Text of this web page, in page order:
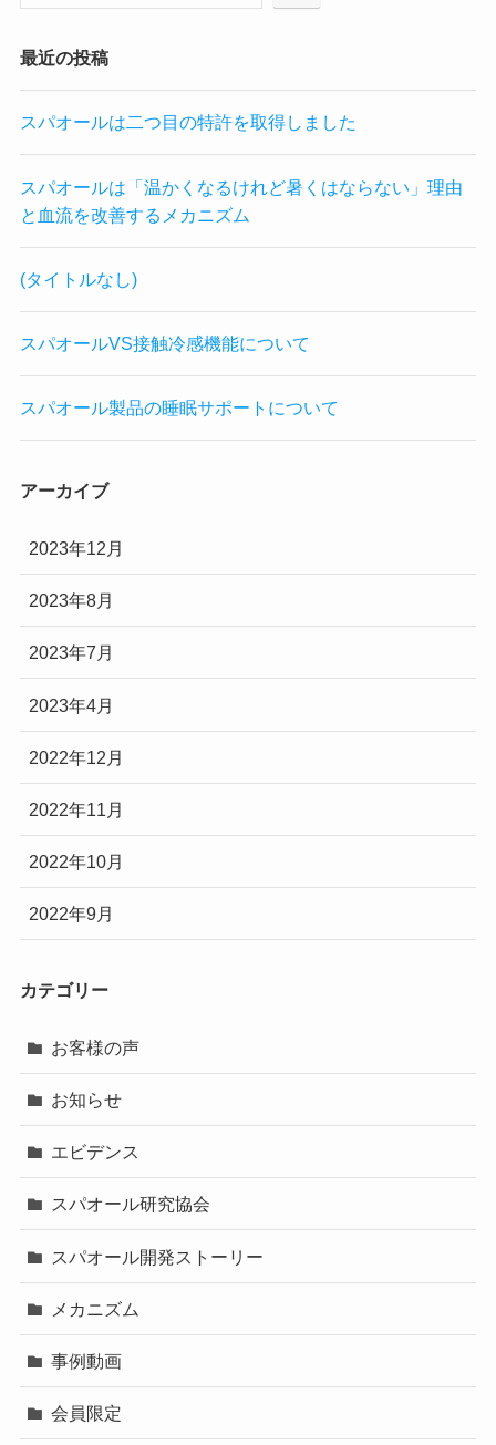
最近の投稿
スパオールは二つ目の特許を取得しました
スパオールは「温かくなるけれど暑くはならない」理由
と血流を改善するメカニズム
(タイトルなし)
スパオールVS接触冷感機能について
スパオール製品の睡眠サポートについて
アーカイブ
2023年12月
2023年8月
2023年7月
2023年4月
2022年12月
2022年11月
2022年10月
2022年9月
カテゴリー
お客様の声
お知らせ
エビデンス
スパオール研究協会
スパオール開発ストーリー
メカニズム
事例動画
会員限定